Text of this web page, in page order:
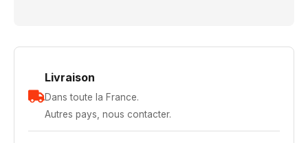
Livraison
Dans toute la France.
Autres pays, nous contacter.